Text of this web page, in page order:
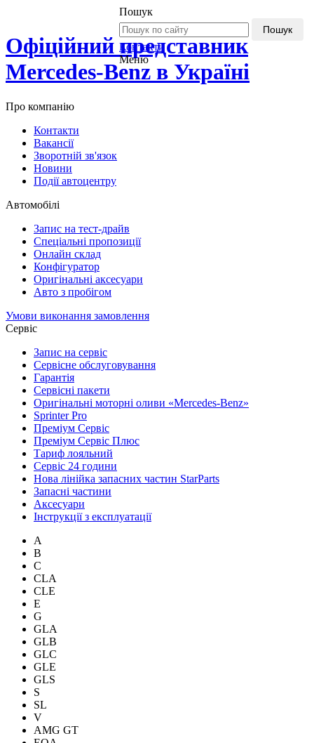
Офіційний представник
Mercedes-Benz в Україні
Пошук
Пошук
Контакти
Меню
Про компанію
Контакти
Вакансії
Зворотній зв'язок
Новини
Події автоцентру
Автомобілі
Запис на тест-драйв
Спеціальні пропозиції
Онлайн склад
Конфігуратор
Оригінальні аксесуари
Авто з пробігом
Умови виконання замовлення
Сервіс
Запис на сервіс
Сервісне обслуговування
Гарантія
Сервісні пакети
Оригінальні моторні оливи «Mercedes-Benz»
Sprinter Pro
Преміум Сервіс
Преміум Сервіс Плюс
Тариф лояльний
Сервіс 24 години
Нова лінійка запасних частин StarParts
Запасні частини
Аксесуари
Інструкції з експлуатації
A
B
C
CLA
CLE
E
G
GLA
GLB
GLC
GLE
GLS
S
SL
V
AMG GT